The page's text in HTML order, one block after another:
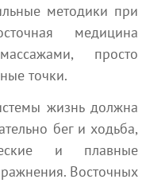
методики при
медицина
просто
точки.
жизнь должна
бег и ходьба,
и плавные
Восточных